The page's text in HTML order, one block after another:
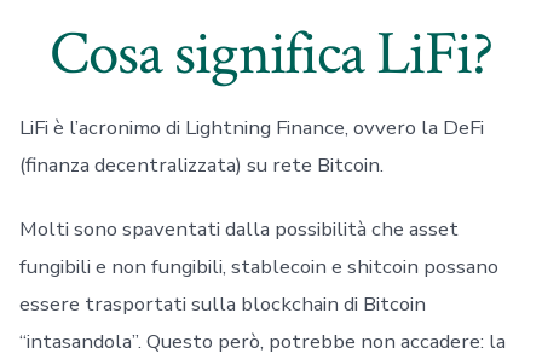
Cosa significa LiFi?
LiFi è l’acronimo di Lightning Finance, ovvero la DeFi
(finanza decentralizzata) su rete Bitcoin.
Molti sono spaventati dalla possibilità che asset
fungibili e non fungibili, stablecoin e shitcoin possano
essere trasportati sulla blockchain di Bitcoin
“intasandola”. Questo però, potrebbe non accadere: la